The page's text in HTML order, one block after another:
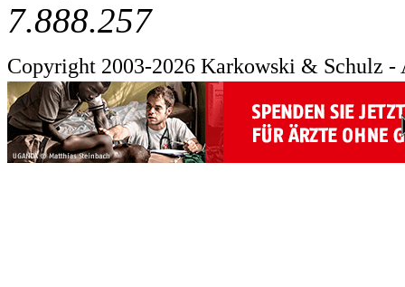
7.888.257
Copyright 2003-2026 Karkowski & Schulz